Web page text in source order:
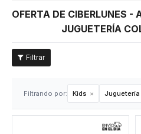
OFERTA DE CIBERLUNES -
JUGUETERÍA
Filtrando por: Kids Juguetería